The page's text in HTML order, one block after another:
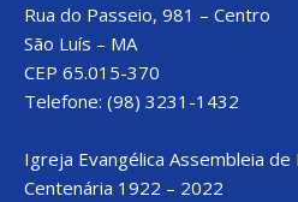
Rua do Passeio, 981 – Centro
São Luís – MA
CEP 65.015-370
Telefone: (98) 3231-1432
Igreja Evangélica Assembleia
Centenária 1922 – 2022